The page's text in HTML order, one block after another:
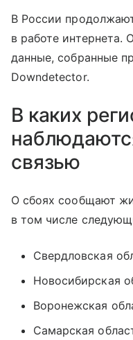
В России
в работе интернета.
данные, собранные
Downdetector.
В каких
связью
О сбоях сообщают
в том числе
Свердловская
Новосибирская
Воронежская
Самарская